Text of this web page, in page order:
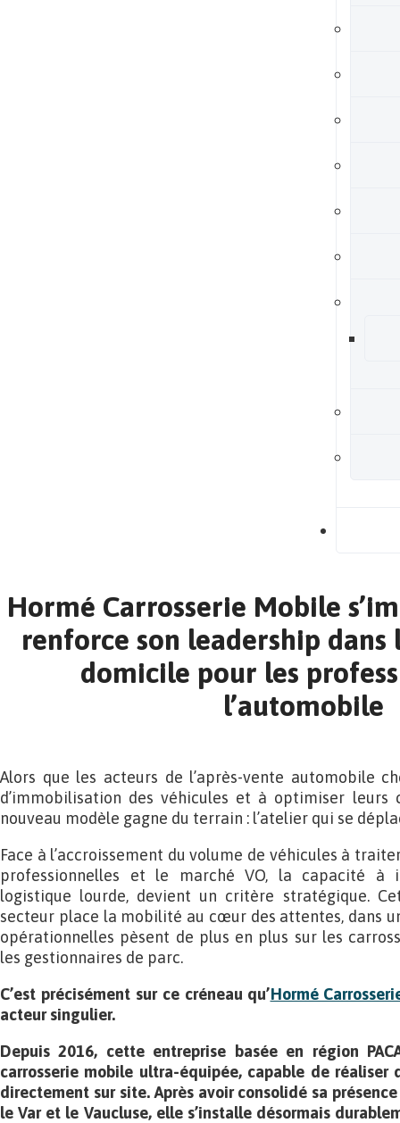
Hormé Carrosserie Mobile
renforce son leadership dans
domicile pour les
l’automobile
Alors que les acteurs de l’après-vente automobile
d’immobilisation des véhicules et à optimiser
nouveau modèle gagne du terrain : l’atelier qui se
Face à l’accroissement du volume de véhicules à
professionnelles et le marché VO, la capacité à
logistique lourde, devient un critère stratégique.
secteur place la mobilité au cœur des attentes, dans
opérationnelles pèsent de plus en plus sur les
les gestionnaires de parc.
C’est précisément sur ce créneau qu’Hormé
acteur singulier.
Depuis 2016, cette entreprise basée en région
carrosserie mobile ultra-équipée, capable de réaliser
directement sur site. Après avoir consolidé sa
le Var et le Vaucluse, elle s’installe désormais